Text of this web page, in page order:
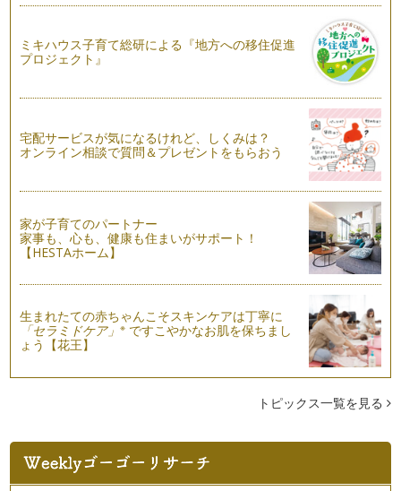
ピアノの楽しみ方「７０」練習の習慣を身に付けるために
今回は、お子様が練習嫌いにならないためには、親として保護
者の皆様が何ができるかを少しお話し…
朝食の時、今日はリストのピアノ曲をメインに、「愛の夢」を
ピアノの楽しみ方「６８」苦手なところを鍛えよう
ピアノを教えていくなかで、やはり私も悩むことも多々ござい
ます。例えば、シにフラット「シの音…
ピアノの楽しみ方「６７」練習する際の言葉がけ
それぞれの目標に向かって、ピアノのレッスンを受けてらっし
ゃると思いますが、ピアノを続けてい…
レッスンを受ける際に、練習をした曲を先生に聞いていただい
て、もっとより良い演奏へのアドバイ…
ピアノの楽しみ方「６５」スコアからのメッセージ
ピアノをするにあたって、私も幼少期より、ピアノを習いに行
きました。今も恩師とはお付き合いが…
ミキハウス子育て総研による『地方への移住促進
プロジェクト』
宅配サービスが気になるけれど、しくみは？
オンライン相談で質問＆プレゼントをもらおう
家が子育てのパートナー
家事も、心も、健康も住まいがサポート！
【HESTAホーム】
生まれたての赤ちゃんこそスキンケアは丁寧に
「セラミドケア」※ ですこやかなお肌を保ちまし
ょう【花王】
トピックス一覧を見る